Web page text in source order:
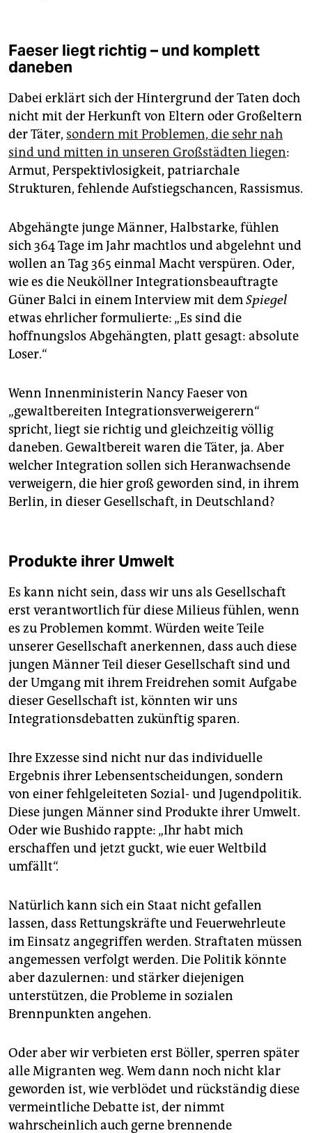
Faeser liegt richtig – und komplett
daneben
Dabei erklärt sich der Hintergrund der Taten doch
nicht mit der Herkunft von Eltern oder Großeltern
der Täter, sondern mit Problemen, die sehr nah
sind und mitten in unseren Großstädten liegen:
Armut, Perspektivlosigkeit, patriarchale
Strukturen, fehlende Aufstiegschancen, Rassismus.
Abgehängte junge Männer, Halbstarke, fühlen
sich 364 Tage im Jahr machtlos und abgelehnt und
wollen an Tag 365 einmal Macht verspüren. Oder,
wie es die Neuköllner Integrationsbeauftragte
Güner Balci in einem Interview mit demSpiegel
etwas ehrlicher formulierte: „Es sind die
hoffnungslos Abgehängten, platt gesagt: absolute
Loser.“
Wenn Innenministerin Nancy Faeser von
„gewaltbereiten Integrationsverweigerern“
spricht, liegt sie richtig und gleichzeitig völlig
daneben. Gewaltbereit waren die Täter, ja. Aber
welcher Integration sollen sich Heranwachsende
verweigern, die hier groß geworden sind, in ihrem
Berlin, in dieser Gesellschaft, in Deutschland?
Produkte ihrer Umwelt
Es kann nicht sein, dass wir uns als Gesellschaft
erst verantwortlich für diese Milieus fühlen, wenn
es zu Problemen kommt. Würden weite Teile
unserer Gesellschaft anerkennen, dass auch diese
jungen Männer Teil dieser Gesellschaft sind und
der Umgang mit ihrem Freidrehen somit Aufgabe
dieser Gesellschaft ist, könnten wir uns
Integrationsdebatten zukünftig sparen.
Ihre Exzesse sind nicht nur das individuelle
Ergebnis ihrer Lebensentscheidungen, sondern
von einer fehlgeleiteten Sozial- und Jugendpolitik.
Diese jungen Männer sind Produkte ihrer Umwelt.
Oder wie Bushido rappte: „Ihr habt mich
erschaffen und jetzt guckt, wie euer Weltbild
umfällt“.
Natürlich kann sich ein Staat nicht gefallen
lassen, dass Rettungskräfte und Feuerwehrleute
im Einsatz angegriffen werden. Straftaten müssen
angemessen verfolgt werden. Die Politik könnte
aber dazulernen: und stärker diejenigen
unterstützen, die Probleme in sozialen
Brennpunkten angehen.
Oder aber wir verbieten erst Böller, sperren später
alle Migranten weg. Wem dann noch nicht klar
geworden ist, wie verblödet und rückständig diese
vermeintliche Debatte ist, der nimmt
wahrscheinlich auch gerne brennende